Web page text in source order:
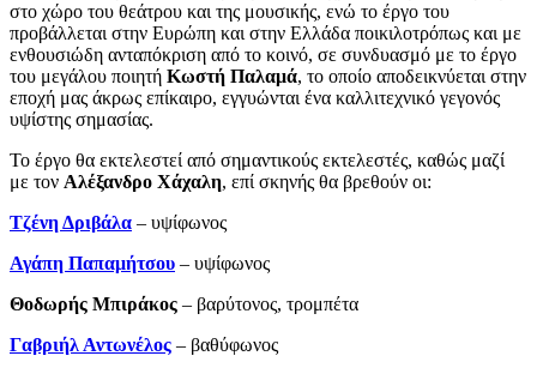
στο χώρο του θεάτρου και της μουσικής, ενώ το έργο του
προβάλλεται στην Ευρώπη και στην Ελλάδα ποικιλοτρόπως και με
ενθουσιώδη ανταπόκριση από το κοινό, σε συνδυασμό με το έργο
του μεγάλου ποιητή Κωστή Παλαμά, το οποίο αποδεικνύεται στην
εποχή μας άκρως επίκαιρο, εγγυώνται ένα καλλιτεχνικό γεγονός
υψίστης σημασίας.
Το έργο θα εκτελεστεί από σημαντικούς εκτελεστές, καθώς μαζί
με τον Αλέξανδρο Χάχαλη, επί σκηνής θα βρεθούν οι:
Τζένη Δριβάλα – υψίφωνος
Αγάπη Παπαμήτσου – υψίφωνος
Θοδωρής Μπιράκος – βαρύτονος, τρομπέτα
Γαβριήλ Αντωνέλος – βαθύφωνος